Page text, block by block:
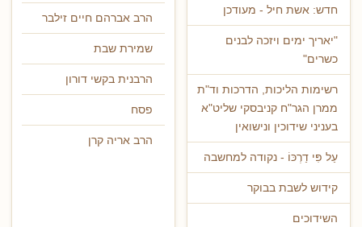
חדש: אשת חיל - מעודכן
"יאריך ימים ויזכה לבנים
כשרים"
רשימות הליכות, הדרכות וד"ת
ממרן הגר"ח קניבסקי שליט"א
בעניני שידוכין ונישואין
עַל פִּי דַרְכּוֹ - נקודה למחשבה
קידוש לשבת בבוקר
השידוכים
הרב אברהם חיים זילבר
שמירת שבת
הרבנית בקשי דורון
פסח
הרב אריה קרן